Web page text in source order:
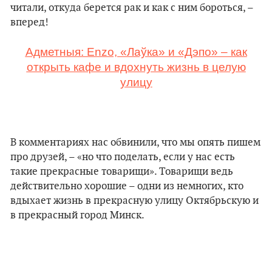
читали, откуда берется рак и как с ним бороться, –
вперед!
Адметныя: Enzo, «Лаўка» и «Дэпо» – как
открыть кафе и вдохнуть жизнь в целую
улицу
В комментариях нас обвинили, что мы опять пишем
про друзей, – «но что поделать, если у нас есть
такие прекрасные товарищи». Товарищи ведь
действительно хорошие – одни из немногих, кто
вдыхает жизнь в прекрасную улицу Октябрьскую и
в прекрасный город Минск.